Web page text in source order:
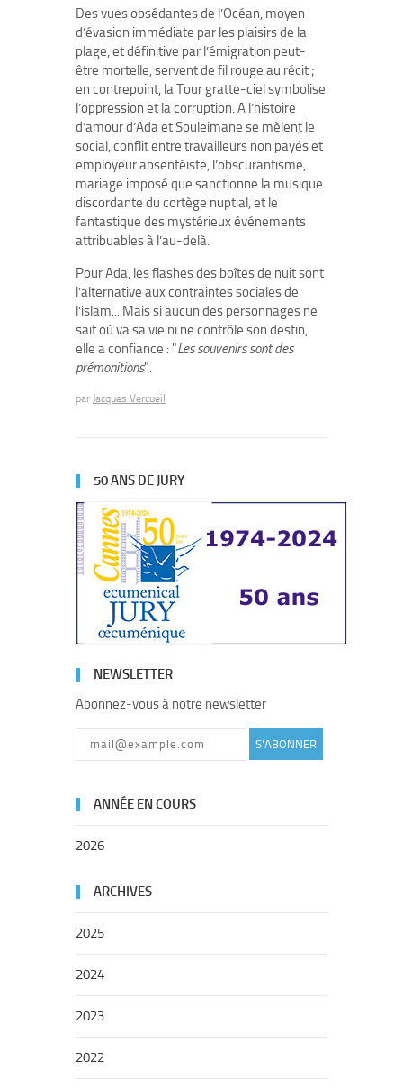
Des vues obsédantes de l’Océan, moyen
d’évasion immédiate par les plaisirs de la
plage, et définitive par l’émigration peut-
être mortelle, servent de fil rouge au récit ;
en contrepoint, la Tour gratte-ciel symbolise
l’oppression et la corruption. A l’histoire
d’amour d’Ada et Souleimane se mèlent le
social, conflit entre travailleurs non payés et
employeur absentéiste, l’obscurantisme,
mariage imposé que sanctionne la musique
discordante du cortège nuptial, et le
fantastique des mystérieux événements
attribuables à l’au-delà.
Pour Ada, les flashes des boîtes de nuit sont
l’alternative aux contraintes sociales de
l’islam... Mais si aucun des personnages ne
sait où va sa vie ni ne contrôle son destin,
elle a confiance : "Les souvenirs sont des
prémonitions".
par Jacques Vercueil
50 ANS DE JURY
NEWSLETTER
Abonnez-vous à notre newsletter
S'ABONNER
ANNÉE EN COURS
2026
ARCHIVES
2025
2024
2023
2022